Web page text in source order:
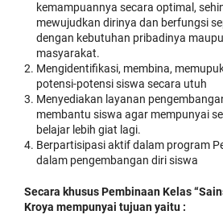
kemampuannya secara optimal,
mewujudkan dirinya dan berfungsi
dengan kebutuhan pribadinya
masyarakat.
Mengidentifikasi, membina,
potensi-potensi siswa secara utuh
Menyediakan layanan
membantu siswa agar mempunyai
belajar lebih giat lagi.
Berpartisipasi aktif dalam program
dalam pengembangan diri siswa
Secara khusus Pembinaan Kelas
Kroya mempunyai tujuan yaitu :